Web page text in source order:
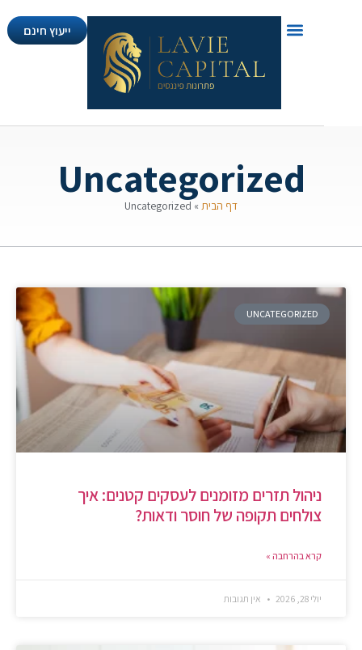
ייעוץ חינם
Uncategorized
»
Uncategorized
UNCATEGORIZED
ניהול תזרים מזומנים לעסקים קטנים: איך
צולחים תקופה של חוסר ודאות?
קרא בהרחבה »
אין תגובות